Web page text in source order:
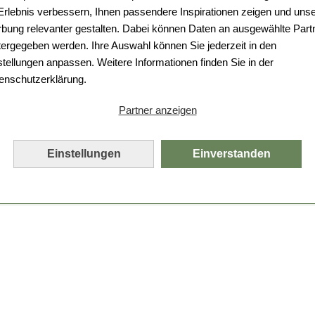
verbessern, Ihnen passendere Inspirationen zeigen und
relevanter gestalten. Dabei können Daten an ausgewählte
werden. Ihre Auswahl können Sie jederzeit in den
anpassen. Weitere Informationen finden Sie in der
Partner anzeigen
Einstellungen Einverstanden
Da ist etwas schiefgelaufen.
Leider ist ein technischer Fehler aufgetreten.
Bitte laden Sie die Seite neu.